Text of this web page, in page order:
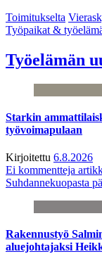
Toimitukselta
Työpaikat &
Työelämän
Starkin
työvoimapulaan
Kirjoitettu 6.8.2026
Ei kommentteja
Suhdannekuopasta
Rakennustyö
aluejohtajaksi